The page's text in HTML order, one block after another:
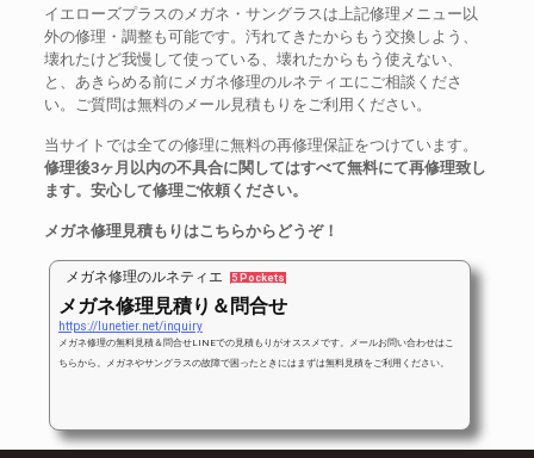
イエローズプラスのメガネ・サングラスは上記修理メニュー以
外の修理・調整も可能です。汚れてきたからもう交換しよう、
壊れたけど我慢して使っている、壊れたからもう使えない、
と、あきらめる前にメガネ修理のルネティエにご相談くださ
い。ご質問は無料のメール見積もりをご利用ください。
当サイトでは全ての修理に無料の再修理保証をつけています。
修理後3ヶ月以内の不具合に関してはすべて無料にて再修理致し
ます。安心して修理ご依頼ください。
メガネ修理見積もりはこちらからどうぞ！
メガネ修理のルネティエ 5 Pockets
メガネ修理見積り＆問合せ
https://lunetier.net/inquiry
メガネ修理の無料見積＆問合せLINEでの見積もりがオススメです。メールお問い合わせはこ
ちらから。メガネやサングラスの故障で困ったときにはまずは無料見積をご利用ください。